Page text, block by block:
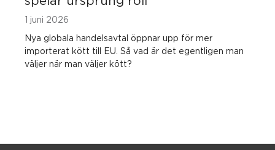
1 juni 2026
Nya globala handelsavtal öppnar upp för mer
importerat kött till EU. Så vad är det egentligen man
väljer när man väljer kött?